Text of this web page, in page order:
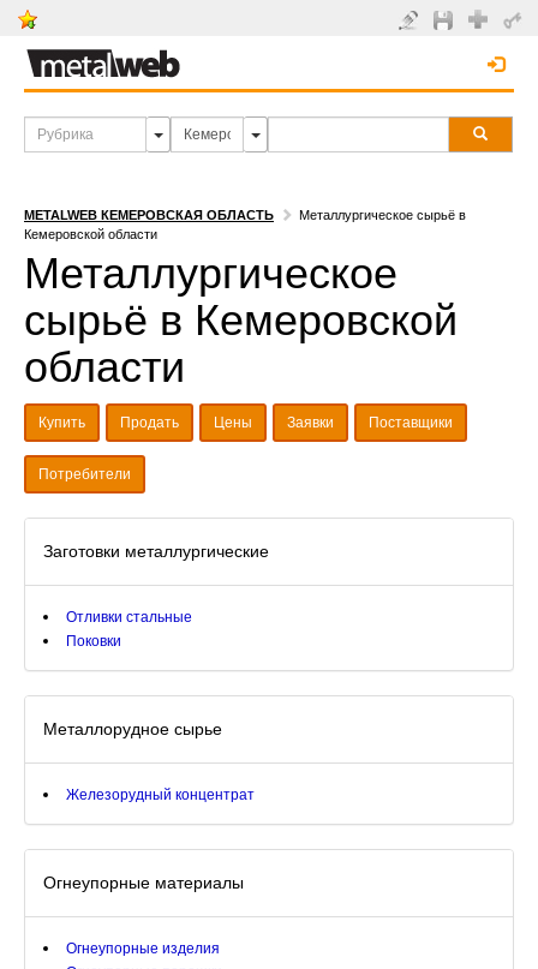
METALWEB КЕМЕРОВСКАЯ ОБЛАСТЬ
Металлургическое сырьё в
Кемеровской области
Металлургическое
сырьё в Кемеровской
области
Купить Продать Цены Заявки Поставщики
Потребители
Заготовки металлургические
Отливки стальные
Поковки
Металлорудное сырье
Железорудный концентрат
Огнеупорные материалы
Огнеупорные изделия